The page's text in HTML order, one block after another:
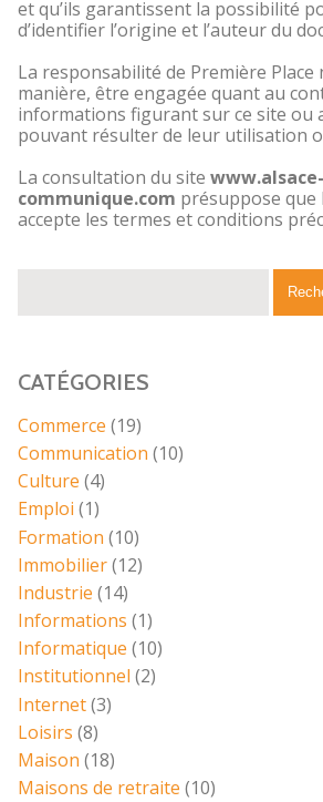
et qu’ils garantissent la possibilité
d’identifier l’origine et l’auteur du
La responsabilité de Première Place
manière, être engagée quant au
informations figurant sur ce site ou
pouvant résulter de leur utilisation
La consultation du site www.alsace-
communique.com présuppose que
accepte les termes et conditions
CATÉGORIES
Commerce (19)
Communication (10)
Culture (4)
Emploi (1)
Formation (10)
Immobilier(12)
Industrie (14)
Informations (1)
Informatique (10)
Institutionnel (2)
Internet(3)
Loisirs (8)
Maison (18)
Maisons de retraite (10)